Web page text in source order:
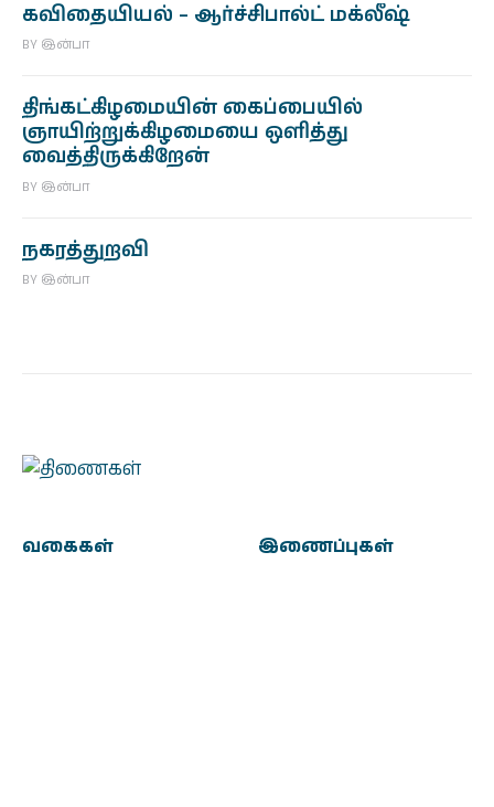
கவிதையியல் – ஆர்ச்சிபால்ட் மக்லீஷ்
BY இன்பா
திங்கட்கிழமையின் கைப்பையில்
ஞாயிற்றுக்கிழமையை ஒளித்து
வைத்திருக்கிறேன்
BY இன்பா
நகரத்துறவி
BY இன்பா
வகைகள் இணைப்புகள்